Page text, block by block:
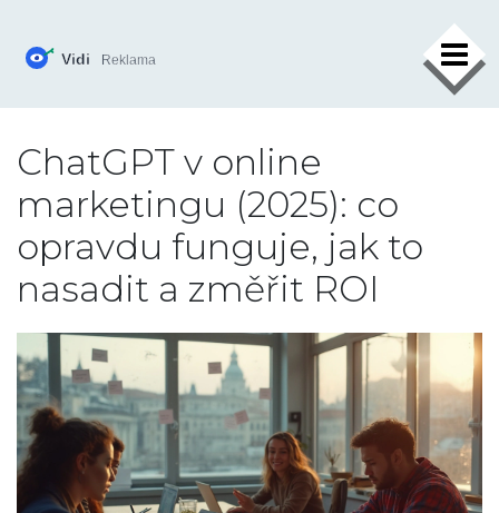
×
ChatGPT v online
marketingu (2025): co
opravdu funguje, jak to
nasadit a změřit ROI